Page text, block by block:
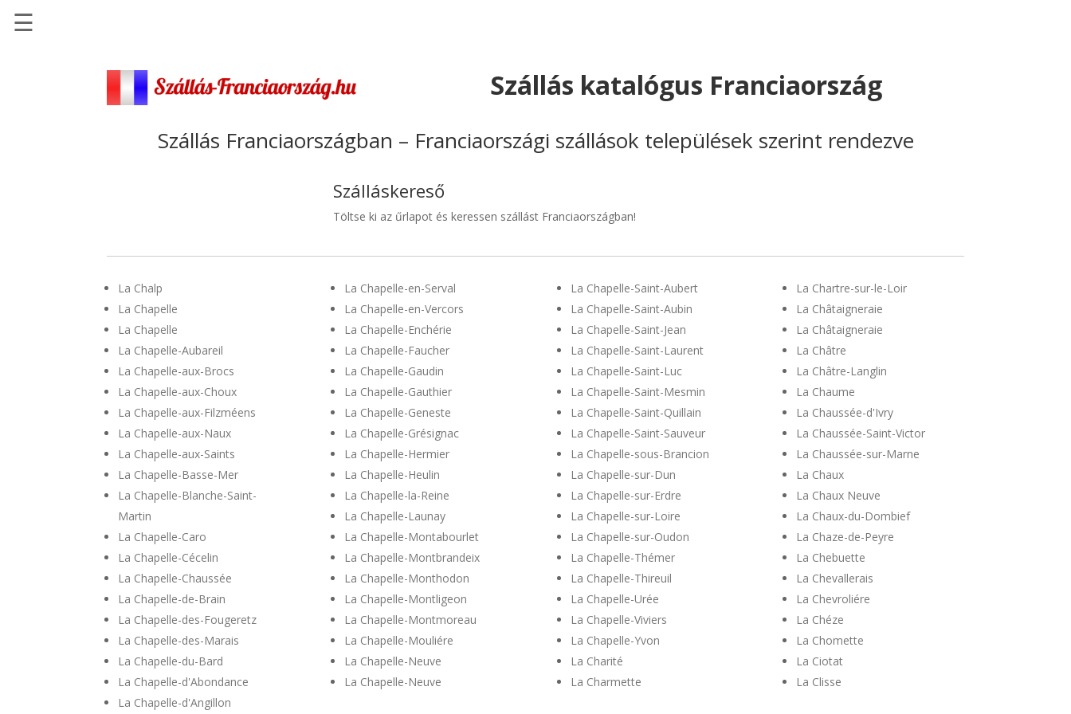
☰
Szállás katalógus Franciaország
Szállás Franciaországban – Franciaországi szállások települések szerint rendezve
Szálláskereső
Töltse ki az űrlapot és keressen szállást Franciaországban!
La Chalp
La Chapelle
La Chapelle
La Chapelle-Aubareil
La Chapelle-aux-Brocs
La Chapelle-aux-Choux
La Chapelle-aux-Filzméens
La Chapelle-aux-Naux
La Chapelle-aux-Saints
La Chapelle-Basse-Mer
La Chapelle-Blanche-Saint-
Martin
La Chapelle-Caro
La Chapelle-Cécelin
La Chapelle-Chaussée
La Chapelle-de-Brain
La Chapelle-des-Fougeretz
La Chapelle-des-Marais
La Chapelle-du-Bard
La Chapelle-d'Abondance
La Chapelle-d'Angillon
La Chapelle-en-Serval
La Chapelle-en-Vercors
La Chapelle-Enchérie
La Chapelle-Faucher
La Chapelle-Gaudin
La Chapelle-Gauthier
La Chapelle-Geneste
La Chapelle-Grésignac
La Chapelle-Hermier
La Chapelle-Heulin
La Chapelle-la-Reine
La Chapelle-Launay
La Chapelle-Montabourlet
La Chapelle-Montbrandeix
La Chapelle-Monthodon
La Chapelle-Montligeon
La Chapelle-Montmoreau
La Chapelle-Mouliére
La Chapelle-Neuve
La Chapelle-Neuve
La Chapelle-Saint-Aubert
La Chapelle-Saint-Aubin
La Chapelle-Saint-Jean
La Chapelle-Saint-Laurent
La Chapelle-Saint-Luc
La Chapelle-Saint-Mesmin
La Chapelle-Saint-Quillain
La Chapelle-Saint-Sauveur
La Chapelle-sous-Brancion
La Chapelle-sur-Dun
La Chapelle-sur-Erdre
La Chapelle-sur-Loire
La Chapelle-sur-Oudon
La Chapelle-Thémer
La Chapelle-Thireuil
La Chapelle-Urée
La Chapelle-Viviers
La Chapelle-Yvon
La Charité
La Charmette
La Chartre-sur-le-Loir
La Châtaigneraie
La Châtaigneraie
La Châtre
La Châtre-Langlin
La Chaume
La Chaussée-d'Ivry
La Chaussée-Saint-Victor
La Chaussée-sur-Marne
La Chaux
La Chaux Neuve
La Chaux-du-Dombief
La Chaze-de-Peyre
La Chebuette
La Chevallerais
La Chevroliére
La Chéze
La Chomette
La Ciotat
La Clisse